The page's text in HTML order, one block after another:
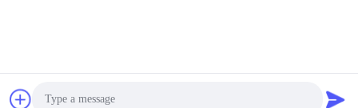
(GuangDong)Foshan Winsco Metal Products Co., Ltd. সমস্ত